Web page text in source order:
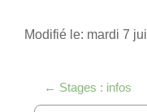
Modifié le: mardi 7
← Stages : infos